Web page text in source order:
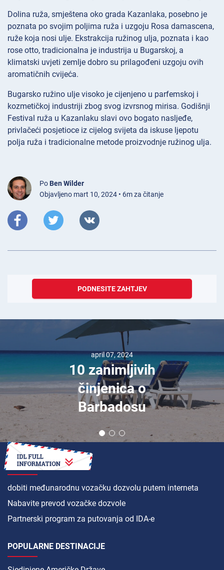
Dolina ruža, smještena oko grada Kazanlaka, posebno je
poznata po svojim poljima ruža i uzgoju Rosa damascena,
ruže koja nosi ulje. Ekstrakcija ružinog ulja, poznata i kao
rose otto, tradicionalna je industrija u Bugarskoj, a
klimatski uvjeti zemlje dobro su prilagođeni uzgoju ovih
aromatičnih cvijeća.
Bugarsko ružino ulje visoko je cijenjeno u parfemskoj i
kozmetičkoj industriji zbog svog izvrsnog mirisa. Godišnji
Festival ruža u Kazanlaku slavi ovo bogato nasljeđe,
privlačeći posjetioce iz cijelog svijeta da iskuse ljepotu
polja ruža i tradicionalne metode proizvodnje ružinog ulja.
Po Ben Wilder
Objavljeno mart 10, 2024 • 6m za čitanje
PODNESITE ZAHTJEV
april 07, 2024
10 zanimljivih
činjenica o
Barbadosu
KAKO
dobiti međunarodnu vozačku dozvolu putem interneta
Nabavite prevod vozačke dozvole
Partnerski program za putovanja od IDA-e
POPULARNE DESTINACIJE